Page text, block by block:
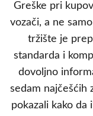
Greške pri
vozači, a ne
tržište je
standarda i
dovoljno
sedam najčešćih
pokazali kako